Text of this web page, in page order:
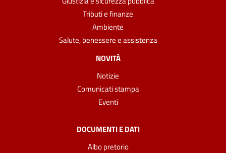
Tributi e finanze
Ambiente
Salute, benessere e assistenza
NOVITÀ
Notizie
Comunicati stampa
Eventi
DOCUMENTI E DATI
Albo pretorio